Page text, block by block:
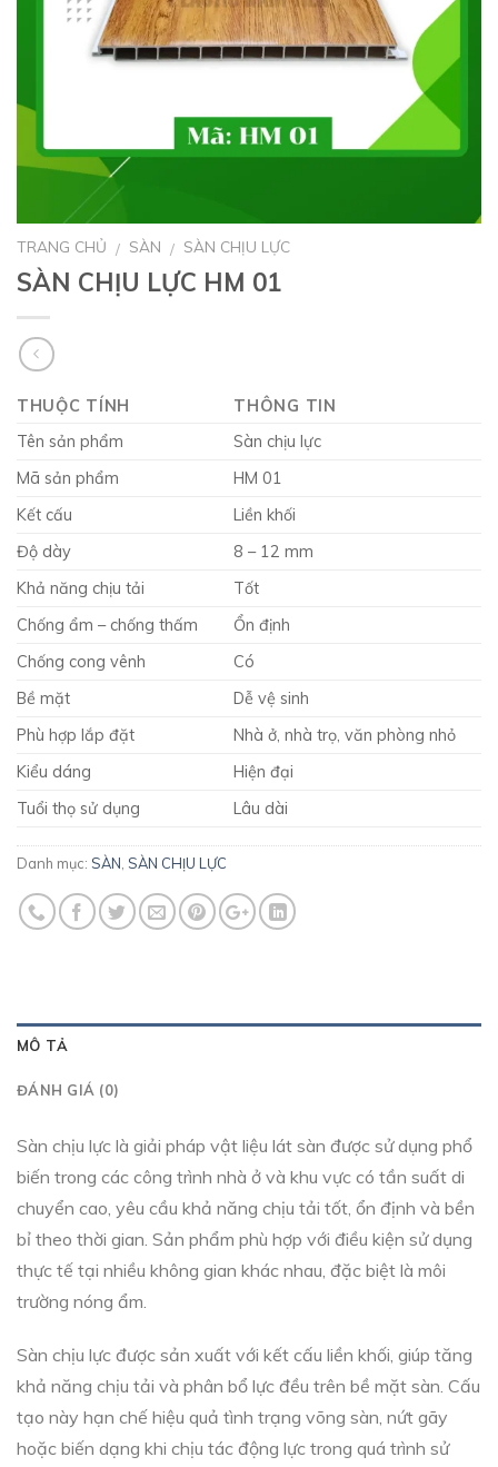
TRANG CHỦ / SÀN / SÀN CHỊU LỰC
SÀN CHỊU LỰC HM 01
THUỘC TÍNH
THÔNG TIN
Tên sản phẩm
Sàn chịu lực
Mã sản phẩm
HM 01
Kết cấu
Liền khối
Độ dày
8 – 12 mm
Khả năng chịu tải
Tốt
Chống ẩm – chống thấm
Ổn định
Chống cong vênh
Có
Bề mặt
Dễ vệ sinh
Phù hợp lắp đặt
Nhà ở, nhà trọ, văn phòng nhỏ
Kiểu dáng
Hiện đại
Tuổi thọ sử dụng
Lâu dài
Danh mục: SÀN SÀN CHỊU LỰC
MÔ TẢ
ĐÁNH GIÁ (0)
Sàn chịu lực là giải pháp vật liệu lát sàn được sử dụng phổ
biến trong các công trình nhà ở và khu vực có tần suất di
chuyển cao, yêu cầu khả năng chịu tải tốt, ổn định và bền
bỉ theo thời gian. Sản phẩm phù hợp với điều kiện sử dụng
thực tế tại nhiều không gian khác nhau, đặc biệt là môi
trường nóng ẩm.
Sàn chịu lực được sản xuất với kết cấu liền khối, giúp tăng
khả năng chịu tải và phân bổ lực đều trên bề mặt sàn. Cấu
tạo này hạn chế hiệu quả tình trạng võng sàn, nứt gãy
hoặc biến dạng khi chịu tác động lực trong quá trình sử